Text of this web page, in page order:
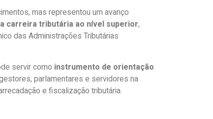
mas representou um avanço
carreira tributária ao nível superior,
das Administrações Tributárias
servir como instrumento de orientação
parlamentares e servidores na
e fiscalização tributária.